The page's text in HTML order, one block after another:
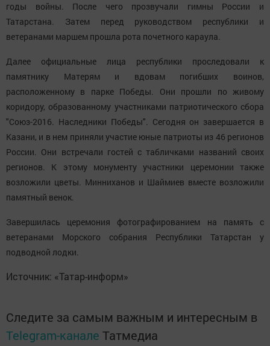
годы войны. После чего прозвучали гимны России и
Татарстана. Затем перед руководством республики и
ветеранами маршем прошла рота почетного караула.
Далее официальные лица республики проследовали к
памятнику Матерям и вдовам погибших воинов,
расположенному в парке Победы. Они прошли по живому
коридору, образованному участниками патриотического сбора
"Союз-2016. Наследники Победы". Сегодня он завершается в
Казани, и в нем приняли участие юные патриоты из 46 регионов
России. Они встречали гостей с табличками названий своих
регионов. К этому монументу участники церемонии также
возложили цветы. Минниханов и Шаймиев вместе возложили
памятный венок.
Завершилась церемония фотографированием на память с
ветеранами Морского собрания Республики Татарстан у
подводной лодки.
Источник: «Татар-информ»
Следите за самым важным и интересным в
Telegram-канале Татмедиа